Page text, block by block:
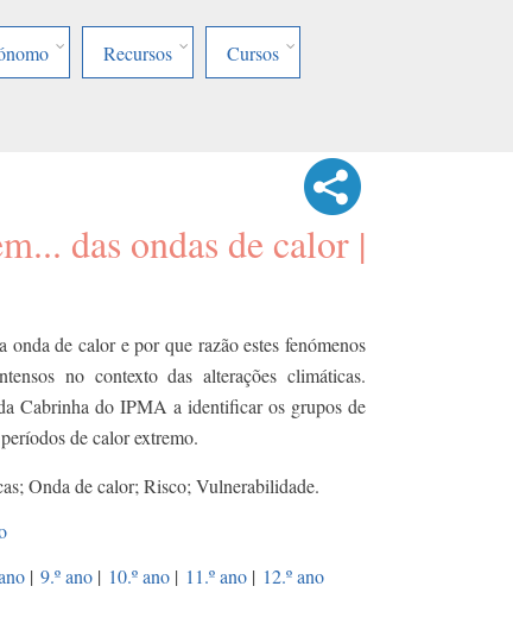
Recursos Cursos
das ondas de calor |
de calor e por que razão estes fenómenos
no contexto das alterações climáticas.
Cabrinha do IPMA a identificar os grupos de
de calor extremo.
Onda de calor; Risco; Vulnerabilidade.
| 9.º ano | 10.º ano | 11.º ano | 12.º ano